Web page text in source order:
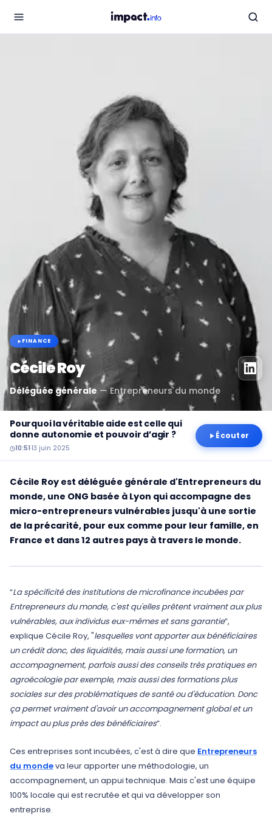
FINANCE
Cécile Roy
Déléguée générale —Entrepreneurs du monde
Pourquoi la véritable aide est celle qui
donne autonomie et pouvoir d’agir ?
10:51·13 juin 2025
Écouter
Cécile Roy est déléguée générale d'Entrepreneurs du
monde, une ONG basée à Lyon qui accompagne des
micro-entrepreneurs vulnérables jusqu'à une sortie
de la précarité, pour eux comme pour leur famille, en
France et dans 12 autres pays à travers le monde.
“La spécificité des institutions de microfinance incubées par
Entrepreneurs du monde, c'est qu'elles prêtent vraiment aux plus
vulnérables, aux individus eux-mêmes et sans garantie”,
explique Cécile Roy, "lesquelles vont apporter aux bénéficiaires
un crédit donc, des liquidités, mais aussi une formation, un
accompagnement, parfois aussi des conseils très pratiques en
agroécologie par exemple, mais aussi des formations plus
sociales sur des problématiques de santé ou d'éducation. Donc
ça permet vraiment d'avoir un accompagnement global et un
impact au plus près des bénéficiaires”.
Ces entreprises sont incubées, c'est à dire que Entrepreneurs
du mondeva leur apporter une méthodologie, un
accompagnement, un appui technique. Mais c'est une équipe
100% locale qui est recrutée et qui va développer son
entreprise.